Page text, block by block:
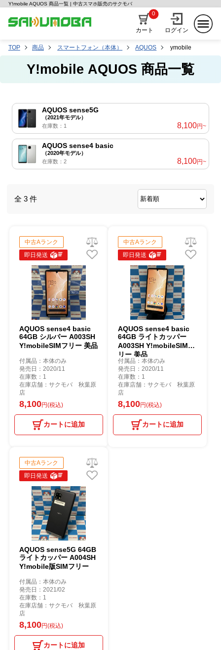
Y!mobile AQUOS 商品一覧 | 中古スマホ販売のサクモバ
カート
0
ログイン
TOP 商品 スマートフォン（本体） AQUOS ymobile
Y!mobile AQUOS 商品一覧
AQUOS sense5G
（2021年モデル）
在庫数：1
8,100円~
AQUOS sense4 basic
（2020年モデル）
在庫数：2
8,100円~
全 3 件
中古Aランク
即日発送
AQUOS sense4 basic
64GB シルバー A003SH
Y!mobileSIMフリー 美品
付属品：本体のみ
発売日：2020/11
在庫数：1
在庫店舗：サクモバ 秋葉原
店
8,100円(税込)
カートに追加
中古Aランク
即日発送
AQUOS sense4 basic
64GB ライトカッパー
A003SH Y!mobileSIMフ
リー 美品
付属品：本体のみ
発売日：2020/11
在庫数：1
在庫店舗：サクモバ 秋葉原
店
8,100円(税込)
カートに追加
中古Aランク
即日発送
AQUOS sense5G 64GB
ライトカッパー A004SH
Y!mobile版SIMフリー
付属品：本体のみ
発売日：2021/02
在庫数：1
在庫店舗：サクモバ 秋葉原
店
8,100円(税込)
カートに追加